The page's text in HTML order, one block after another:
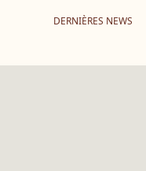
DERNIÈRES NEWS